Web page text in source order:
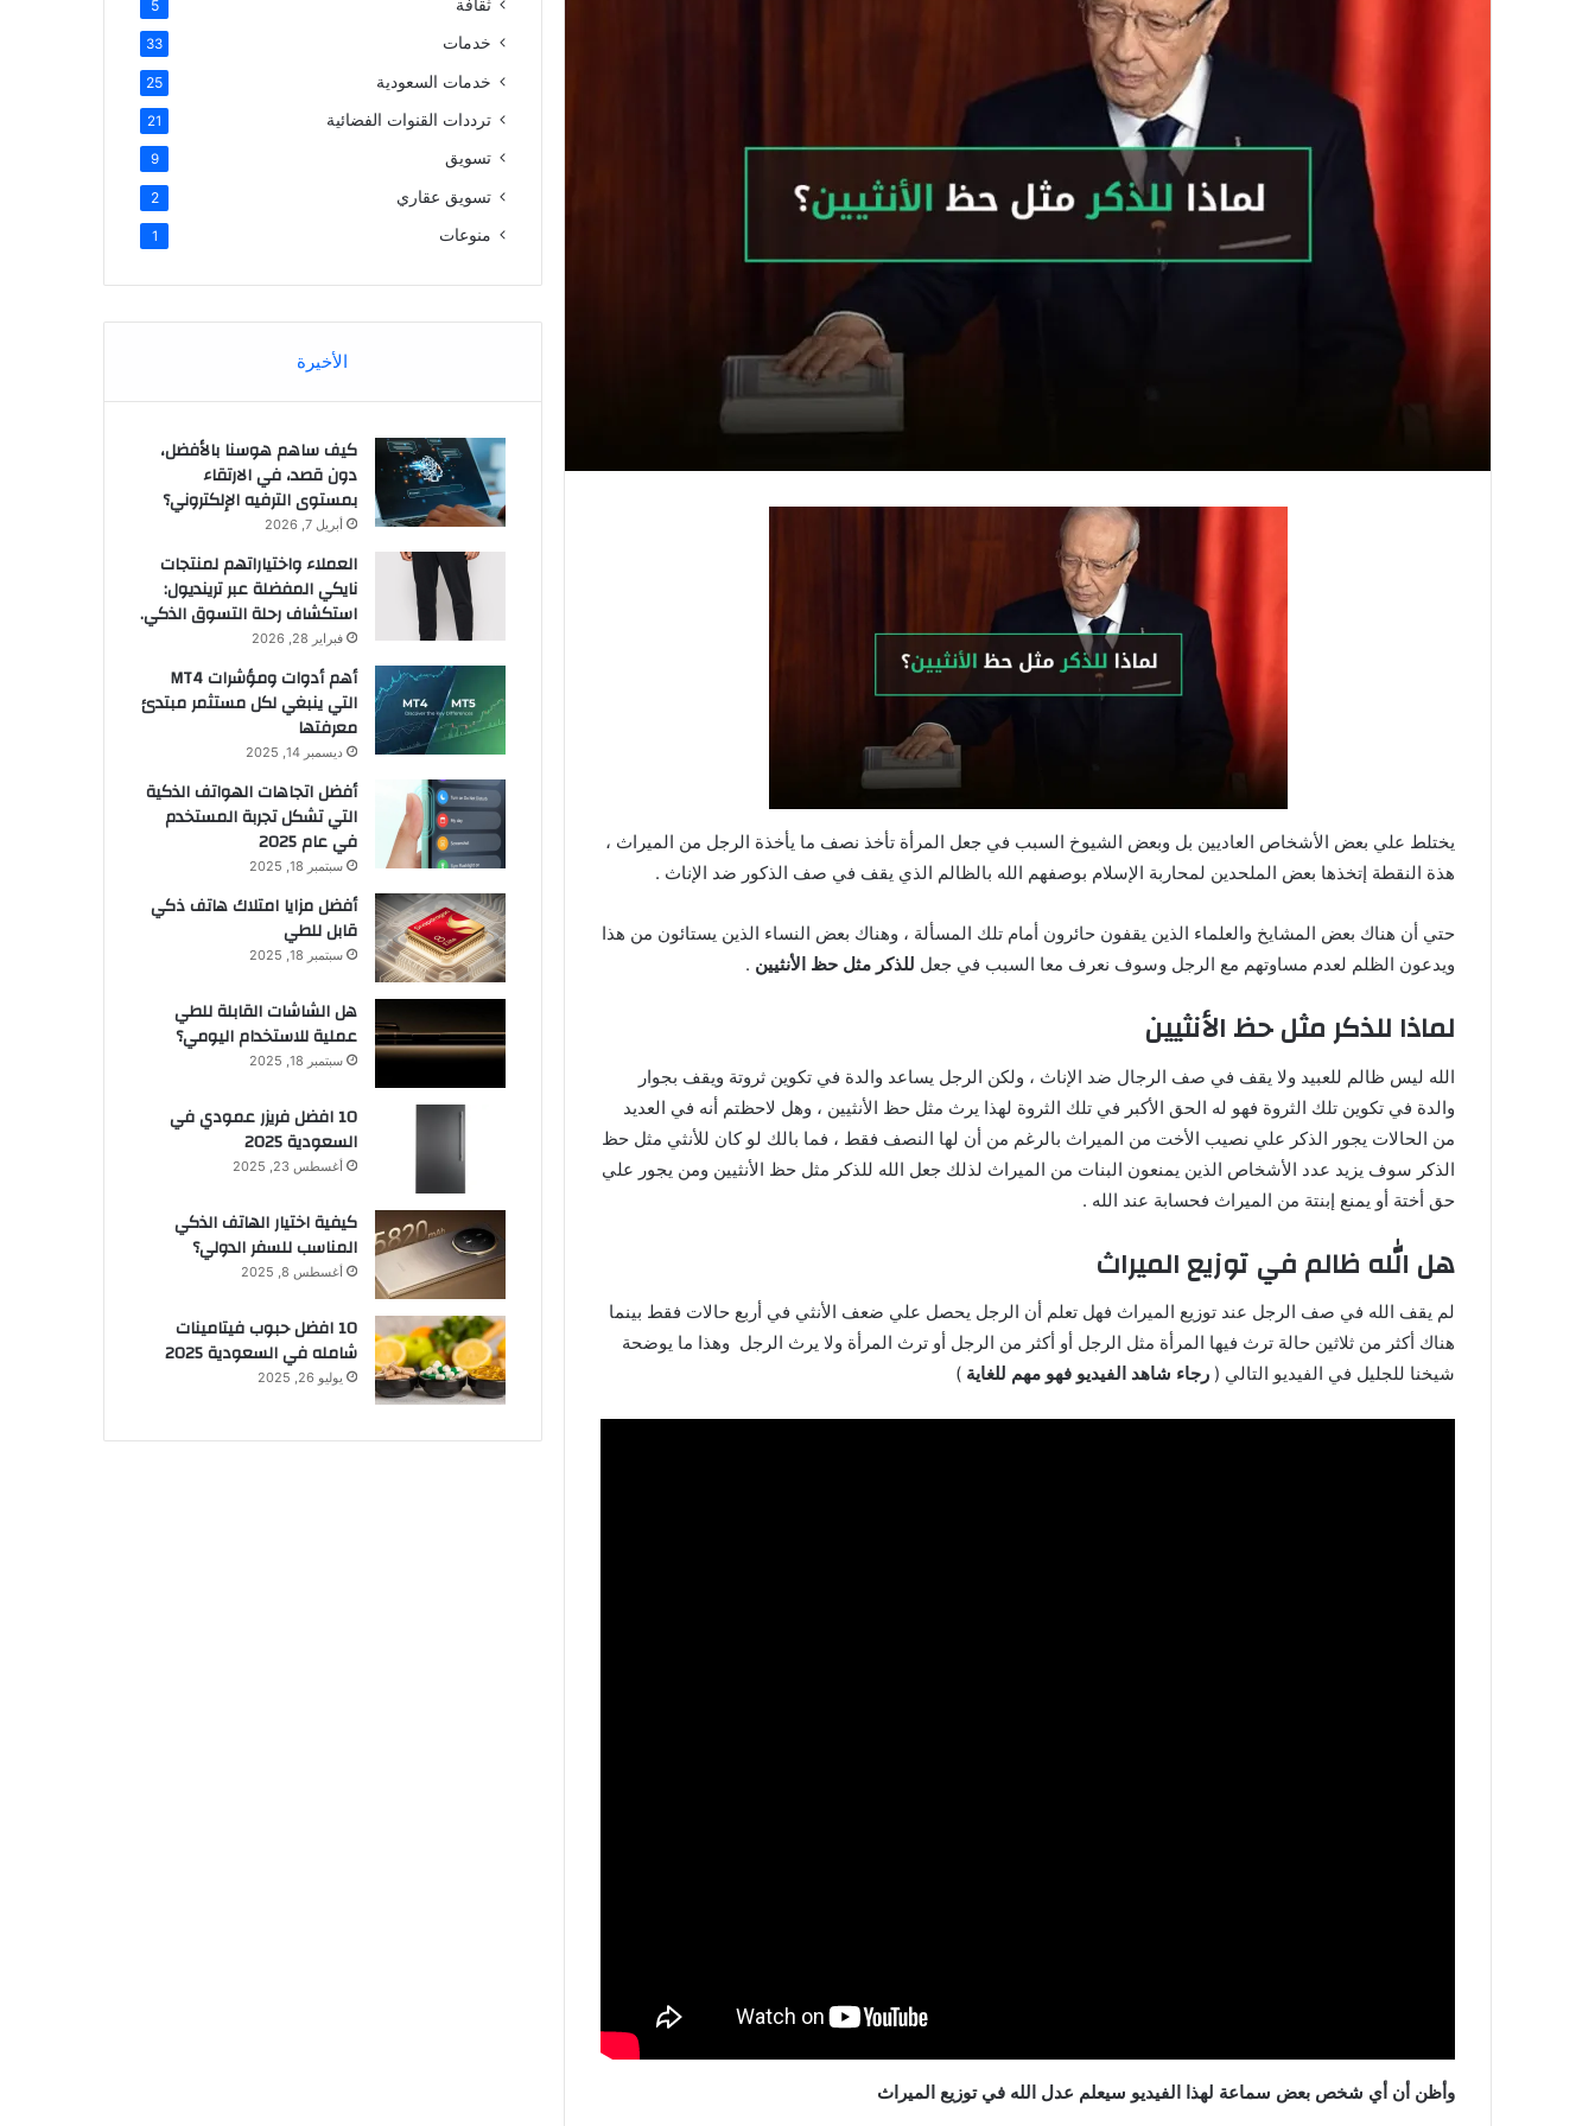
يختلط علي بعض الأشخاص العاديين بل وبعض الشيوخ السبب في جعل المرأة تأخذ نصف ما يأخذة الرجل من الميراث ،
هذة النقطة إتخذها بعض الملحدين لمحاربة الإسلام بوصفهم الله بالظالم الذي يقف في صف الذكور ضد الإناث .
حتي أن هناك بعض المشايخ والعلماء الذين يقفون حائرون أمام تلك المسألة ، وهناك بعض النساء الذين يستائون من هذا
ويدعون الظلم لعدم مساوتهم مع الرجل وسوف نعرف معا السبب في جعل للذكر مثل حظ الأنثيين .
لماذا للذكر مثل حظ الأنثيين
الله ليس ظالم للعبيد ولا يقف في صف الرجال ضد الإناث ، ولكن الرجل يساعد والدة في تكوين ثروتة ويقف بجوار
والدة في تكوين تلك الثروة فهو له الحق الأكبر في تلك الثروة لهذا يرث مثل حظ الأنثيين ، وهل لاحظتم أنه في العديد
من الحالات يجور الذكر علي نصيب الأخت من الميراث بالرغم من أن لها النصف فقط ، فما بالك لو كان للأنثي مثل حظ
الذكر سوف يزيد عدد الأشخاص الذين يمنعون البنات من الميراث لذلك جعل الله للذكر مثل حظ الأنثيين ومن يجور علي
حق أختة أو يمنع إبنتة من الميراث فحسابة عند الله .
هل الله ظالم في توزيع الميراث
لم يقف الله في صف الرجل عند توزيع الميراث فهل تعلم أن الرجل يحصل علي ضعف الأنثي في أربع حالات فقط بينما
هناك أكثر من ثلاثين حالة ترث فيها المرأة مثل الرجل أو أكثر من الرجل أو ترث المرأة ولا يرث الرجل وهذا ما يوضحة
شيخنا للجليل في الفيديو التالي ( رجاء شاهد الفيديو فهو مهم للغاية )
وأظن أن أي شخص بعض سماعة لهذا الفيديو سيعلم عدل الله في توزيع الميراث
ثقافة 5
خدمات 33
خدمات السعودية 25
ترددات القنوات الفضائية 21
تسويق 9
تسويق عقاري 2
منوعات 1
الأخيرة
كيف ساهم هوسنا بالأفضل،
دون قصد، في الارتقاء
بمستوى الترفيه الإلكتروني؟
أبريل 7, 2026
العملاء واختياراتهم لمنتجات
نايكي المفضلة عبر ترينديول:
استكشاف رحلة التسوق الذكي.
فبراير 28, 2026
أهم أدوات ومؤشرات MT4
التي ينبغي لكل مستثمر مبتدئ
معرفتها
ديسمبر 14, 2025
أفضل اتجاهات الهواتف الذكية
التي تشكل تجربة المستخدم
في عام 2025
سبتمبر 18, 2025
أفضل مزايا امتلاك هاتف ذكي
قابل للطي
سبتمبر 18, 2025
هل الشاشات القابلة للطي
عملية للاستخدام اليومي؟
سبتمبر 18, 2025
10 افضل فريزر عمودي​ في
السعودية​ 2025
أغسطس 23, 2025
كيفية اختيار الهاتف الذكي
المناسب للسفر الدولي؟
أغسطس 8, 2025
10 افضل حبوب فيتامينات
شامله​ في السعودية 2025
يوليو 26, 2025